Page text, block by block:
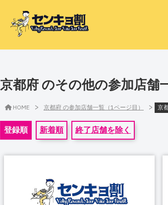
京都府 のその他の参加店舗
HOME > 京都府 の参加店舗一覧（1ページ目） > 京
登録順 新着順 終了店舗を除く